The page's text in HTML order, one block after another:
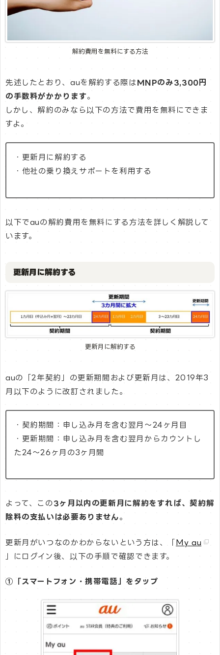
解約費用を無料にする方法
先述したとおり、auを解約する際は MNPのみ3,300円
の手数料がかかります。
しかし、解約のみなら以下の方法で費用を無料にできま
すよ。
・更新月に解約する
・他社の乗り換えサポートを利用する
以下でauの解約費用を無料にする方法を詳しく解説して
います。
更新月に解約する
更新月に解約する
auの「2年契約」の更新期間および更新月は、2019年3
月以下のように改訂されました。
・契約期間：申し込み月を含む翌月～24ヶ月目
・更新期間：申し込み月を含む翌月からカウントし
た24～26ヶ月の3ヶ月間
よって、この3ヶ月以内の更新月に解約をすれば、契約解
除料の支払いは必要ありません。
更新月がいつなのかわからないという方は、「
My au
」にログイン後、以下の手順で確認できます。
①「スマートフォン・携帯電話」をタップ